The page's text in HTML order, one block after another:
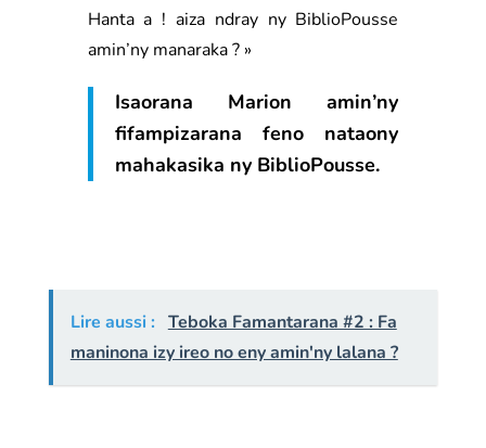
Hanta a ! aiza ndray ny BiblioPousse
amin’ny manaraka ? »
Isaorana Marion amin’ny
fifampizarana feno nataony
mahakasika ny BiblioPousse.
Lire aussi : Teboka Famantarana #2 : Fa
maninona izy ireo no eny amin'ny lalana ?